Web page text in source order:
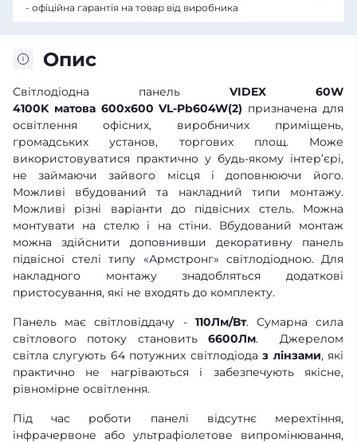
Опис
Світлодіодна панель VIDEX 60W
4100K матова 600х600 VL-Pb604W(2) призначена для
освітлення офісних, виробничих приміщень,
громадських установ, торгових площ. Може
використовуватися практично у будь-якому інтер’єрі,
не займаючи зайвого місця і доповнюючи його.
Можливі вбудований та накладний типи монтажу.
Можливі різні варіанти до підвісних стель. Можна
монтувати на стелю і на стіни. Вбудований монтаж
можна здійснити доповнивши декоративну панель
підвісної стелі типу «Армстронг» світлодіодною. Для
накладного монтажу знадобляться додаткові
пристосування, які не входять до комплекту.
Панель має світловіддачу - 110Лм/Вт. Сумарна сила
світлового потоку становить6600Лм. Джерелом
світла слугують 64 потужних світлодіодаз лінзами, які
практично не нагріваються і забезпечують якісне,
рівномірне освітлення.
Під час роботи панелі відсутнє мерехтіння,
інфрачервоне або ультрафіолетове випромінювання,
- офіційна гарантія на товар від виробника